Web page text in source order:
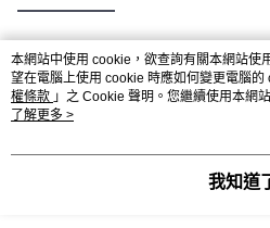
熱門標籤
本網站中使用 cookie，欲查詢有關本網站使
望在電腦上使用 cookie 時應如何變更電腦的
權條款 」之 Cookie 聲明。您繼續使用本網
用條款之 Cookie 聲明使用 cookie。
了解更多 >
我知道